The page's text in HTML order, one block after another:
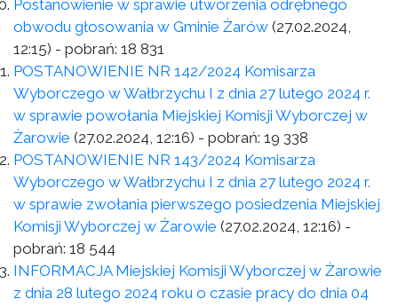
Postanowienie w sprawie utworzenia odrębnego
obwodu głosowania w Gminie Żarów (27.02.2024,
12:15) - pobrań: 18 831
POSTANOWIENIE NR 142/2024 Komisarza
Wyborczego w Wałbrzychu I z dnia 27 lutego 2024 r.
w sprawie powołania Miejskiej Komisji Wyborczej w
Żarowie (27.02.2024, 12:16) - pobrań: 19 338
POSTANOWIENIE NR 143/2024 Komisarza
Wyborczego w Wałbrzychu I z dnia 27 lutego 2024 r.
w sprawie zwołania pierwszego posiedzenia Miejskiej
Komisji Wyborczej w Żarowie (27.02.2024, 12:16) -
pobrań: 18 544
INFORMACJA Miejskiej Komisji Wyborczej w Żarowie
z dnia 28 lutego 2024 roku o czasie pracy do dnia 04